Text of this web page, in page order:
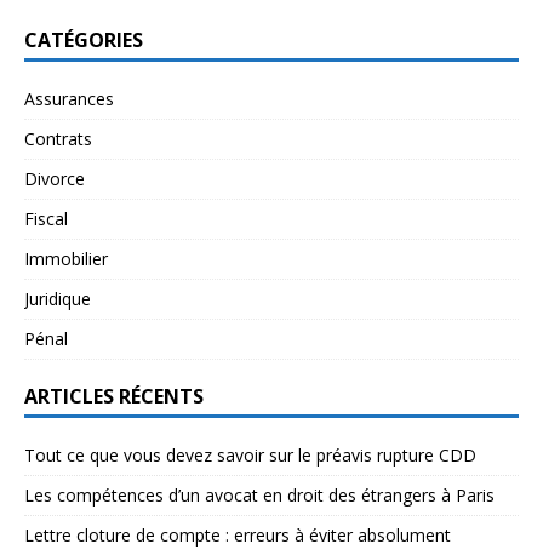
CATÉGORIES
Assurances
Contrats
Divorce
Fiscal
Immobilier
Juridique
Pénal
ARTICLES RÉCENTS
Tout ce que vous devez savoir sur le préavis rupture CDD
Les compétences d’un avocat en droit des étrangers à Paris
Lettre cloture de compte : erreurs à éviter absolument